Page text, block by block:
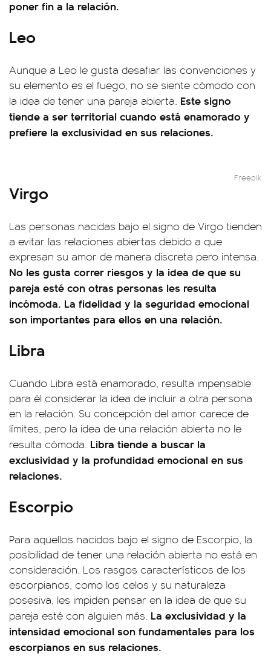
poner fin a la relación.
Leo
Aunque a Leo le gusta desafiar las convenciones y
su elemento es el fuego, no se siente cómodo con
la idea de tener una pareja abierta. Este signo
tiende a ser territorial cuando está enamorado y
prefiere la exclusividad en sus relaciones.
Freepik
Virgo
Las personas nacidas bajo el signo de Virgo tienden
a evitar las relaciones abiertas debido a que
expresan su amor de manera discreta pero intensa.
No les gusta correr riesgos y la idea de que su
pareja esté con otras personas les resulta
incómoda. La fidelidad y la seguridad emocional
son importantes para ellos en una relación.
Libra
Cuando Libra está enamorado, resulta impensable
para él considerar la idea de incluir a otra persona
en la relación. Su concepción del amor carece de
límites, pero la idea de una relación abierta no le
resulta cómoda. Libra tiende a buscar la
exclusividad y la profundidad emocional en sus
relaciones.
Escorpio
Para aquellos nacidos bajo el signo de Escorpio, la
posibilidad de tener una relación abierta no está en
consideración. Los rasgos característicos de los
escorpianos, como los celos y su naturaleza
posesiva, les impiden pensar en la idea de que su
pareja esté con alguien más. La exclusividad y la
intensidad emocional son fundamentales para los
escorpianos en sus relaciones.